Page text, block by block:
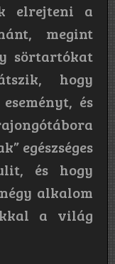
elrejteni a
megint
sörtartókat
hogy
és
egészséges
és hogy
alkalom
a világ